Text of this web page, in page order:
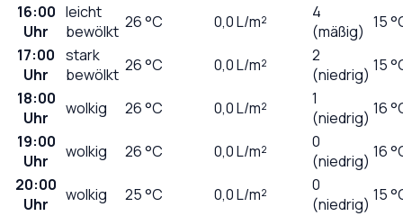
16:00
Uhr
leicht
bewölkt 26°C 0,0L/m²
4
(mäßig) 15
17:00
Uhr
stark
bewölkt 26°C 0,0L/m²
2
(niedrig) 15
18:00
Uhr
wolkig 26°C 0,0L/m²
1
(niedrig) 16
19:00
Uhr
wolkig 26°C 0,0L/m²
0
(niedrig) 16
20:00
Uhr
wolkig 25°C 0,0L/m²
0
(niedrig) 15